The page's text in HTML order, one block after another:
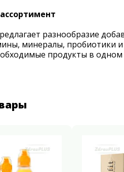
разнообразие
минералы, пробиотики
продукты в одном